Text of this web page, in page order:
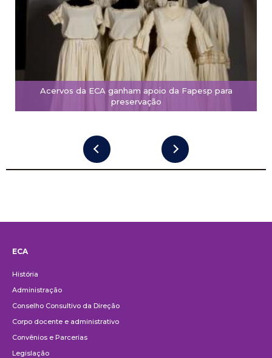
Acervos da ECA ganham apoio da Fapesp para
preservação
ECA
História
Administração
Conselho Consultivo da Direção
Corpo docente e administrativo
Convênios e Parcerias
Legislação